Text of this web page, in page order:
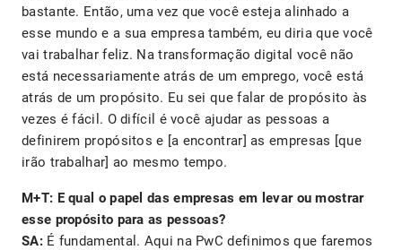
bastante. Então, uma vez que você esteja alinhado a
esse mundo e a sua empresa também, eu diria que você
vai trabalhar feliz. Na transformação digital você não
está necessariamente atrás de um emprego, você está
atrás de um propósito. Eu sei que falar de propósito às
vezes é fácil. O difícil é você ajudar as pessoas a
definirem propósitos e [a encontrar] as empresas [que
irão trabalhar] ao mesmo tempo.
M+T: E qual o papel das empresas em levar ou mostrar
esse propósito para as pessoas?
SA: É fundamental. Aqui na PwC definimos que faremos